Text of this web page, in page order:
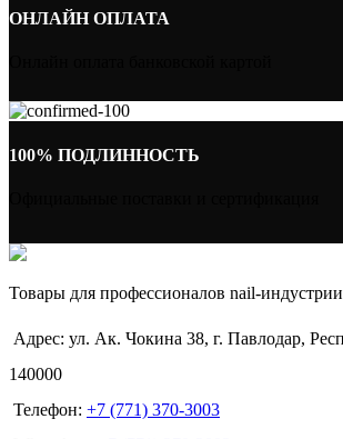
ОНЛАЙН ОПЛАТА
100% ПОДЛИННОСТЬ
Товары для профессионалов nail-
Адрес: ул. Ак. Чокина 38, г. Павлодар,
140000
Телефон: +7 (771) 370-3003